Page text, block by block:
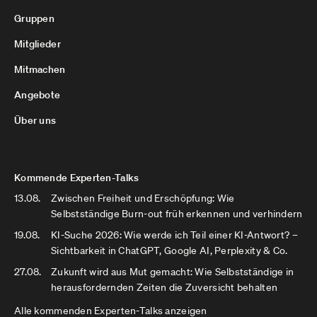
Gruppen
Mitglieder
Mitmachen
Angebote
Über uns
Kommende Experten-Talks
13.08.
Zwischen Freiheit und Erschöpfung: Wie
Selbstständige Burn-out früh erkennen und verhindern
19.08.
KI-Suche 2026: Wie werde ich Teil einer KI-Antwort? –
Sichtbarkeit in ChatGPT, Google AI, Perplexity & Co.
27.08.
Zukunft wird aus Mut gemacht: Wie Selbstständige in
herausfordernden Zeiten die Zuversicht behalten
Alle kommenden Experten-Talks anzeigen